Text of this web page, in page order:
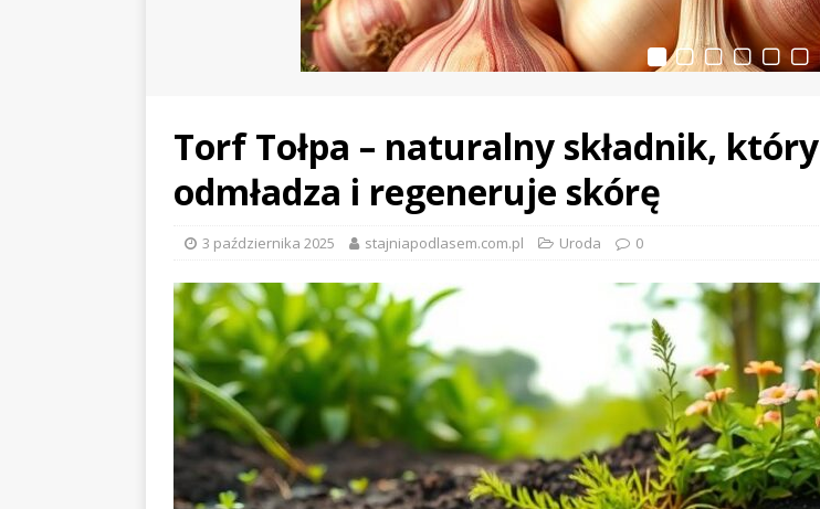
Torf Tołpa – naturalny składnik, który
odmładza i regeneruje skórę
3 października 2025 stajniapodlasem.com.pl Uroda 0